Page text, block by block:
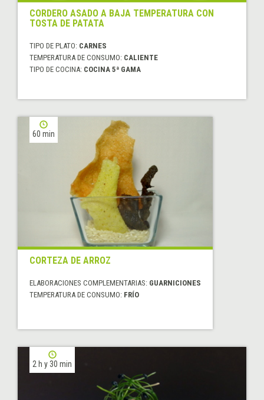
CORDERO ASADO A BAJA TEMPERATURA CON
TOSTA DE PATATA
TIPO DE PLATO: CARNES
TEMPERATURA DE CONSUMO: CALIENTE
TIPO DE COCINA: COCINA 5ª GAMA
60 min
CORTEZA DE ARROZ
ELABORACIONES COMPLEMENTARIAS: GUARNICIONES
TEMPERATURA DE CONSUMO: FRÍO
2 h y 30 min